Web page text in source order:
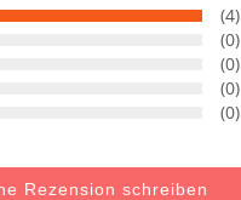
(4)
(0)
(0)
(0)
(0)
Rezension schreiben